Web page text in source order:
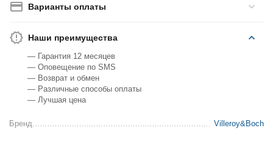
Варианты оплаты
Наши преимущества
— Гарантия 12 месяцев
— Оповещение по SMS
— Возврат и обмен
— Различные способы оплаты
— Лучшая цена
Бренд Villeroy&Boch